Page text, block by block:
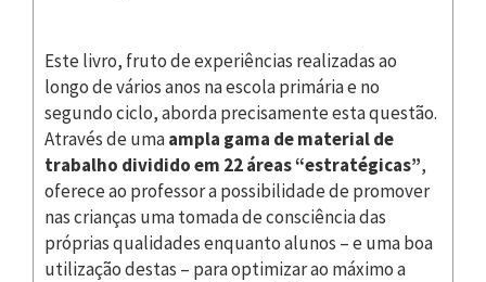
Este livro, fruto de experiências realizadas ao
longo de vários anos na escola primária e no
segundo ciclo, aborda precisamente esta questão.
Através de umaampla gama de material de
trabalho dividido em 22 áreas “estratégicas”,
oferece ao professor a possibilidade de promover
nas crianças uma tomada de consciência das
próprias qualidades enquanto alunos – e uma boa
utilização destas – para optimizar ao máximo a